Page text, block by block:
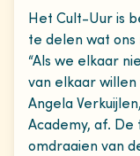
Het Cult-Uur is
te delen wat
“Als we elkaar
van elkaar
Angela
Academy, af.
omdraaien van